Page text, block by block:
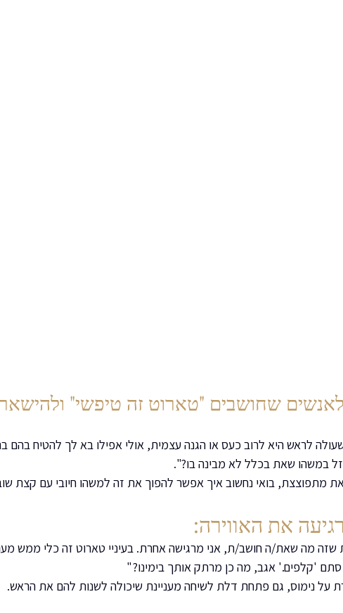
שחושבים "טארוט זה טיפשי"
לראש היא לרוב כעס או הגנה עצמית, אולי אפילו בא לך להטיח בהם
במשהו שאת בכלל לא מבינה בו?".
מתפוצצת, בואי נחשוב איך אפשר להפוך את זה למשהו חיובי עם קצת
את האווירה:
שזה מה שאת/ה חושב/ת, אני מרגישה אחרת. בעיניי טארוט זה כלי ממש
'קלפים.' אגב, מה כן מרתק אותך בימינו?"
על נימוס, גם פתחת דלת לשיחה מעניינת שיכולה לשנות להם את הראש.